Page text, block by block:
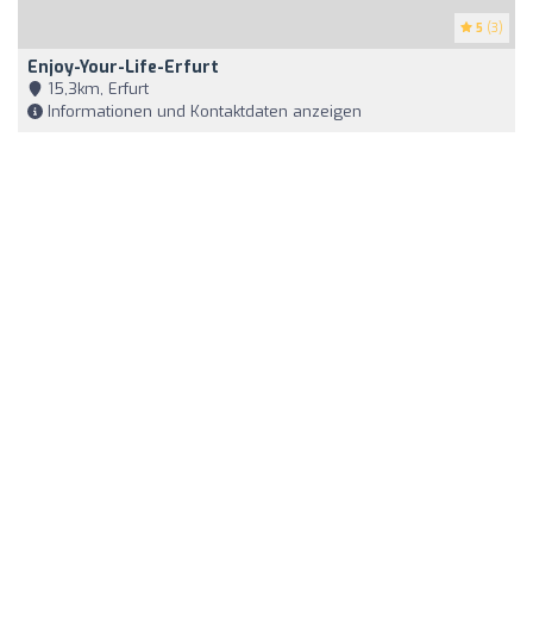
5 (3)
Enjoy-Your-Life-Erfurt
15,3km, Erfurt
Informationen und Kontaktdaten anzeigen